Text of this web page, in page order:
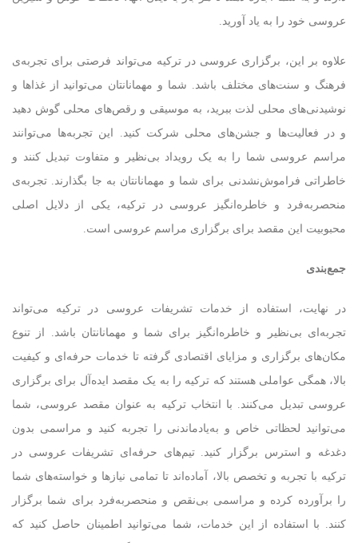
عروسی خود را به یاد آورید.
علاوه بر این، برگزاری عروسی در ترکیه می‌تواند فرصتی برای تجربه‌ی
فرهنگ و سنت‌های مختلف باشد. شما و مهمانانتان می‌توانید از غذاها و
نوشیدنی‌های محلی لذت ببرید، به موسیقی و رقص‌های محلی گوش دهید
و در فعالیت‌ها و جشن‌های محلی شرکت کنید. این تجربه‌ها می‌توانند
مراسم عروسی شما را به یک رویداد بی‌نظیر و متفاوت تبدیل کنند و
خاطراتی فراموش‌نشدنی برای شما و مهمانانتان به جا بگذارند. تجربه‌ی
منحصربه‌فرد و خاطره‌انگیز عروسی در ترکیه، یکی از دلایل اصلی
محبوبیت این مقصد برای برگزاری مراسم عروسی است.
جمع‌بندی
در نهایت، استفاده از خدمات تشریفات عروسی در ترکیه می‌تواند
تجربه‌ای بی‌نظیر و خاطره‌انگیز برای شما و مهمانانتان باشد. از تنوع
مکان‌های برگزاری و مزایای اقتصادی گرفته تا خدمات حرفه‌ای و کیفیت
بالا، همگی عواملی هستند که ترکیه را به یک مقصد ایده‌آل برای برگزاری
عروسی تبدیل می‌کنند. با انتخاب ترکیه به عنوان مقصد عروسی، شما
می‌توانید لحظاتی خاص و به‌یادماندنی را تجربه کنید و مراسمی بدون
دغدغه و استرس برگزار کنید. تیم‌های حرفه‌ای تشریفات عروسی در
ترکیه با تجربه و تخصص بالا، آماده‌اند تا تمامی نیازها و خواسته‌های شما
را برآورده کرده و مراسمی بی‌نقص و منحصربه‌فرد برای شما برگزار
کنند. با استفاده از این خدمات، شما می‌توانید اطمینان حاصل کنید که